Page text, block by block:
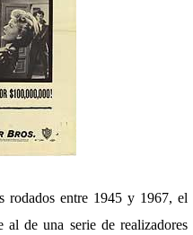
rodados entre 1945 y 1967, el
de una serie de realizadores